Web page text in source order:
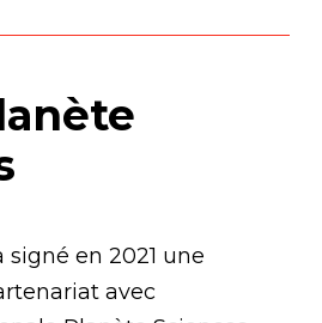
signé en 2021 une
avec